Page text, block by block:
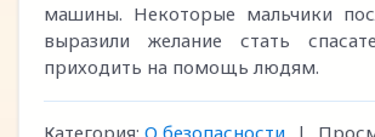
машины. Некоторые мальчики
выразили желание стать
приходить на помощь людям.
Категория: О безопасности |